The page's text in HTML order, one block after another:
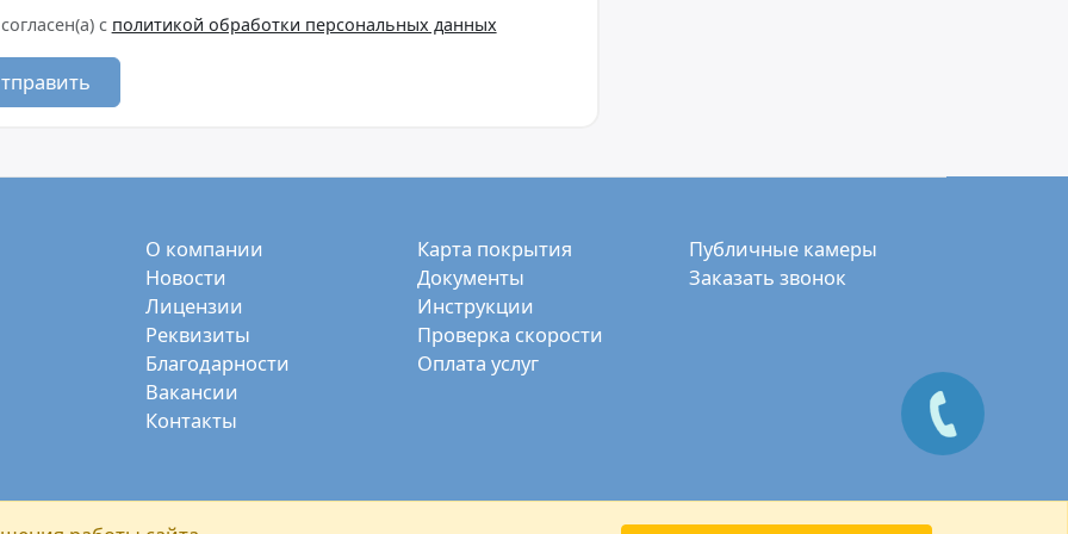
с политикой обработки персональных данных
О компании
Новости
Лицензии
Реквизиты
Благодарности
Вакансии
Контакты
Карта покрытия
Документы
Инструкции
Проверка скорости
Оплата услуг
Публичные камеры
Заказать звонок